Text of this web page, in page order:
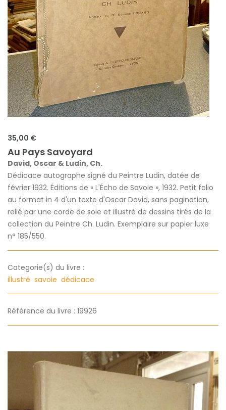
35,00 €
Au Pays Savoyard
David, Oscar & Ludin, Ch.
Dédicace autographe signé du Peintre Ludin, datée de
février 1932. Éditions de « L'Écho de Savoie », 1932. Petit folio
au format in 4 d'un texte d'Oscar David, sans pagination,
relié par une corde de soie et illustré de dessins tirés de la
collection du Peintre Ch. Ludin. Exemplaire sur papier luxe
n° 185/550.
Categorie(s) du livre :
illustré savoie dédicace
Référence du livre : 19926